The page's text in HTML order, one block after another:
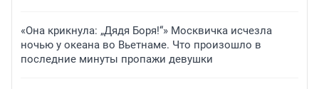
«Она крикнула: „Дядя Боря!“» Москвичка исчезла
ночью у океана во Вьетнаме. Что произошло в
последние минуты пропажи девушки